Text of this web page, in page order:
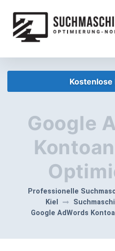
Google
Professionelle
Kiel
Google AdWords